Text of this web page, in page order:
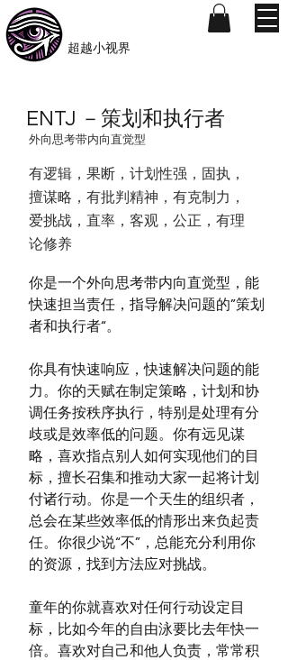
​超越小视界
ENTJ －策划和执行者
外向思考带内向直觉型
有逻辑，果断，计划性强，固执，
擅谋略，有批判精神，有克制力，
爱挑战，直率，客观，公正，有理
论修养
你是一个外向思考带内向直觉型，能
快速担当责任，指导解决问题的”策划
者和执行者“。
你具有快速响应，快速解决问题的能
力。你的天赋在制定策略，计划和协
调任务按秩序执行，特别是处理有分
歧或是效率低的问题。你有远见谋
略，喜欢指点别人如何实现他们的目
标，擅长召集和推动大家一起将计划
付诸行动。你是一个天生的组织者，
总会在某些效率低的情形出来负起责
任。你很少说“不”，总能充分利用你
的资源，找到方法应对挑战。
童年的你就喜欢对任何行动设定目
标，比如今年的自由泳要比去年快一
倍。喜欢对自己和他人负责，常常积